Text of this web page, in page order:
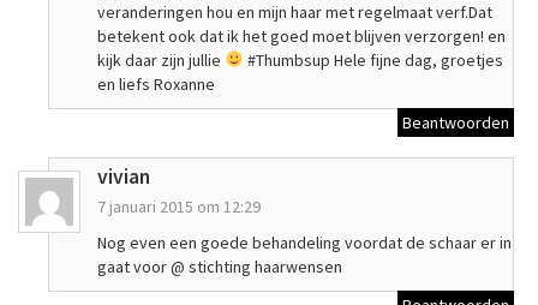
veranderingen hou en mijn haar met regelmaat verf.Dat
betekent ook dat ik het goed moet blijven verzorgen! en
kijk daar zijn jullie
#Thumbsup Hele fijne dag, groetjes
en liefs Roxanne
Beantwoorden
vivian
7 januari 2015 om 12:29
Nog even een goede behandeling voordat de schaar er in
gaat voor @ stichting haarwensen